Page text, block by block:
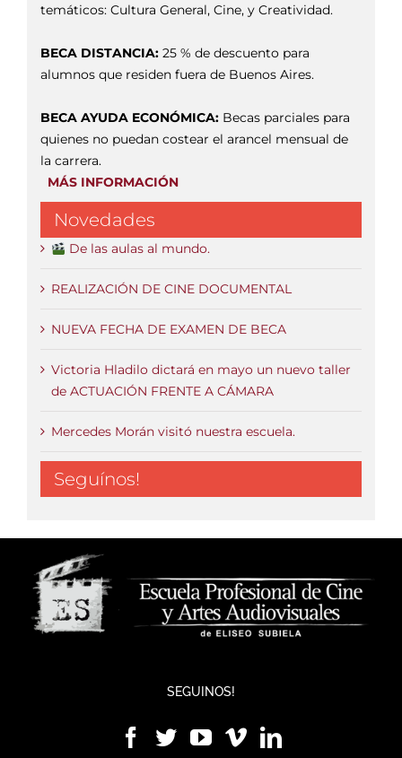
temáticos: Cultura General, Cine, y Creatividad.
BECA DISTANCIA: 25 % de descuento para
alumnos que residen fuera de Buenos Aires.
BECA AYUDA ECONÓMICA: Becas parciales para
quienes no puedan costear el arancel mensual de
la carrera.
MÁS INFORMACIÓN
Novedades
De las aulas al mundo.
REALIZACIÓN DE CINE DOCUMENTAL
NUEVA FECHA DE EXAMEN DE BECA
Victoria Hladilo dictará en mayo un nuevo taller
de ACTUACIÓN FRENTE A CÁMARA
Mercedes Morán visitó nuestra escuela.
Seguínos!
SEGUINOS!